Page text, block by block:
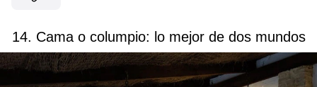
14. Cama o columpio: lo mejor de dos mundos